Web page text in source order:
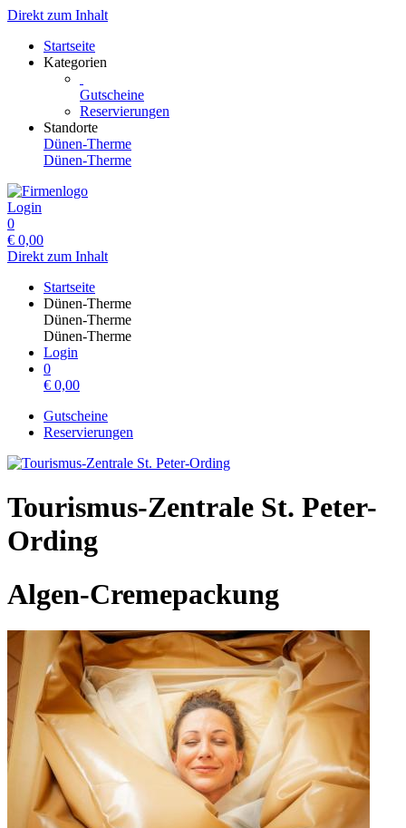
Direkt zum Inhalt
Startseite
Kategorien
Gutscheine
Reservierungen
Standorte
Dünen-Therme
Dünen-Therme
Login
0
€ 0,00
Direkt zum Inhalt
Startseite
Dünen-Therme
Dünen-Therme
Dünen-Therme
Login
0
€ 0,00
Gutscheine
Reservierungen
Tourismus-Zentrale St. Peter-
Ording
Algen-Cremepackung